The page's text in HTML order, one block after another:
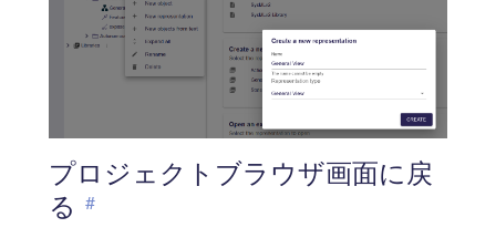
プロジェクトブラウザ画面に戻
る #